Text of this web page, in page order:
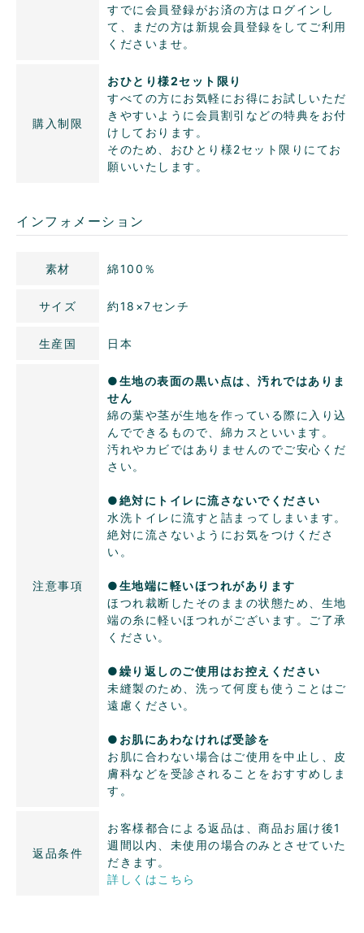
すでに会員登録がお済の方はログインし
て、まだの方は新規会員登録をしてご利用
くださいませ。
購入制限
おひとり様2セット限り
すべての方にお気軽にお得にお試しいただ
きやすいように会員割引などの特典をお付
けしております。
そのため、おひとり様2セット限りにてお
願いいたします。
インフォメーション
素材 綿100％
サイズ 約18×7センチ
生産国 日本
注意事項
●生地の表面の黒い点は、汚れではありま
せん
綿の葉や茎が生地を作っている際に入り込
んでできるもので、綿カスといいます。
汚れやカビではありませんのでご安心くだ
さい。
●絶対にトイレに流さないでください
水洗トイレに流すと詰まってしまいます。
絶対に流さないようにお気をつけくださ
い。
●生地端に軽いほつれがあります
ほつれ裁断したそのままの状態ため、生地
端の糸に軽いほつれがございます。ご了承
ください。
●繰り返しのご使用はお控えください
未縫製のため、洗って何度も使うことはご
遠慮ください。
●お肌にあわなければ受診を
お肌に合わない場合はご使用を中止し、皮
膚科などを受診されることをおすすめしま
す。
返品条件
お客様都合による返品は、商品お届け後1
週間以内、未使用の場合のみとさせていた
だきます。
詳しくはこちら